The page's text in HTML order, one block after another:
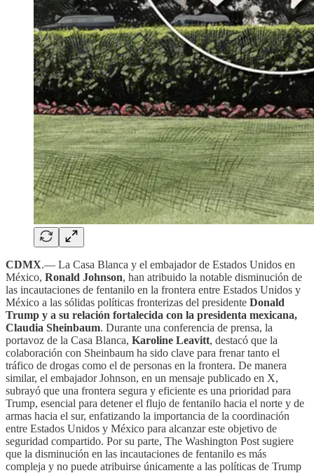
CDMX.— La Casa Blanca y el embajador de Estados Unidos en
México, Ronald Johnson, han atribuido la notable disminución de
las incautaciones de fentanilo en la frontera entre Estados Unidos y
México a las sólidas políticas fronterizas del presidente Donald
Trump y a su relación fortalecida con la presidenta mexicana,
Claudia Sheinbaum. Durante una conferencia de prensa, la
portavoz de la Casa Blanca, Karoline Leavitt, destacó que la
colaboración con Sheinbaum ha sido clave para frenar tanto el
tráfico de drogas como el de personas en la frontera. De manera
similar, el embajador Johnson, en un mensaje publicado en X,
subrayó que una frontera segura y eficiente es una prioridad para
Trump, esencial para detener el flujo de fentanilo hacia el norte y de
armas hacia el sur, enfatizando la importancia de la coordinación
entre Estados Unidos y México para alcanzar este objetivo de
seguridad compartido. Por su parte, The Washington Post sugiere
que la disminución en las incautaciones de fentanilo es más
compleja y no puede atribuirse únicamente a las políticas de Trump